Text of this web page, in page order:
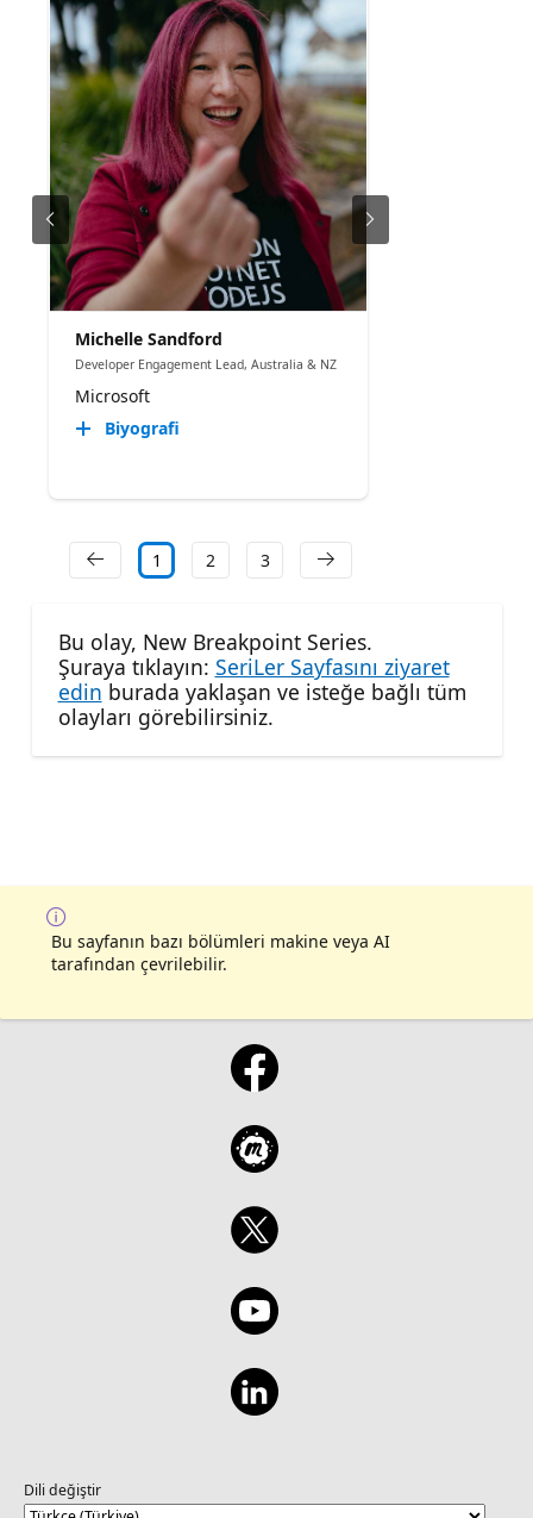
Michelle Sandford
Developer Engagement Lead, Australia & NZ
Microsoft
Biyografi
1 2 3
Bu olay, New Breakpoint Series.
Şuraya tıklayın: SeriLer Sayfasını ziyaret
edin burada yaklaşan ve isteğe bağlı tüm
olayları görebilirsiniz.
Bu sayfanın bazı bölümleri makine veya AI
tarafından çevrilebilir.
Dili değiştir